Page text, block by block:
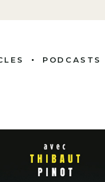
PODCASTS